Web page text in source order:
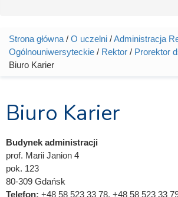
Jesteś tutaj
Strona główna / O uczelni /Administracja
Ogólnouniwersyteckie / Rektor / Prorektor
Biuro Karier
Biuro Karier
Budynek administracji
prof. Marii Janion 4
pok. 123
80-309 Gdańsk
Telefon: +48 58 523 33 78, +48 58 523 33